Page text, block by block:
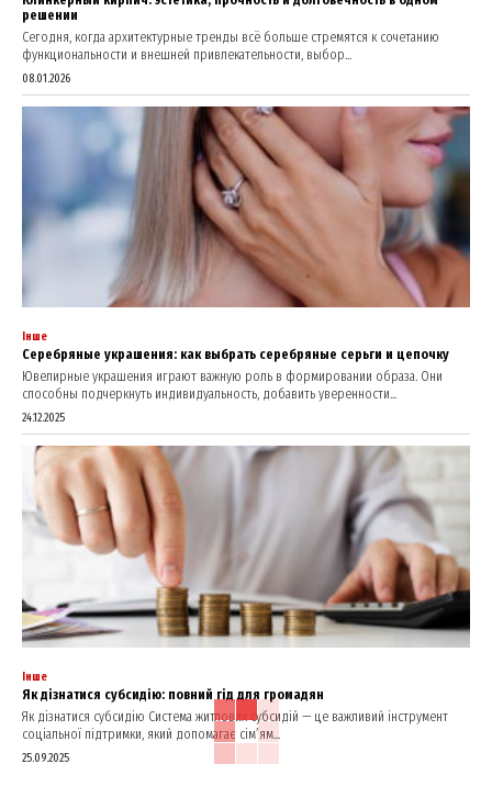
решении
Сегодня, когда архитектурные тренды всё больше стремятся к сочетанию
функциональности и внешней привлекательности, выбор...
08.01.2026
Інше
Серебряные украшения: как выбрать серебряные серьги и цепочку
Ювелирные украшения играют важную роль в формировании образа. Они
способны подчеркнуть индивидуальность, добавить уверенности...
24.12.2025
Інше
Як дізнатися субсидію: повний гід для громадян
Як дізнатися субсидію Система житлових субсидій — це важливий інструмент
соціальної підтримки, який допомагає сім’ям...
25.09.2025